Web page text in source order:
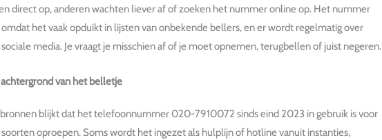
direct op, anderen wachten liever af of zoeken het nummer online op. Het nummer
het vaak opduikt in lijsten van onbekende bellers, en er wordt regelmatig over
media. Je vraagt je misschien af of je moet opnemen, terugbellen of juist negeren.
van het belletje
blijkt dat het telefoonnummer 020-7910072 sinds eind 2023 in gebruik is voor
oproepen. Soms wordt het ingezet als hulplijn of hotline vanuit instanties,